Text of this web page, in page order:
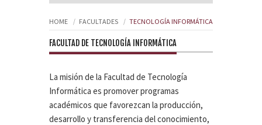
HOME FACULTADES TECNOLOGÍA INFORMÁTICA
FACULTAD DE TECNOLOGÍA INFORMÁTICA
La misión de la Facultad de Tecnología
Informática es promover programas
académicos que favorezcan la producción,
desarrollo y transferencia del conocimiento,